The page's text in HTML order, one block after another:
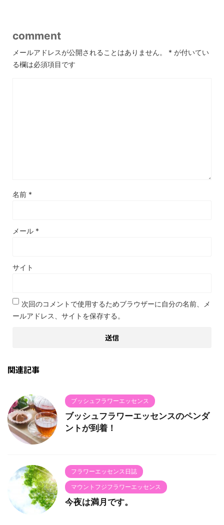
comment
メールアドレスが公開されることはありません。 * が付いてい
る欄は必須項目です
名前 *
メール *
サイト
次回のコメントで使用するためブラウザーに自分の名前、メ
ールアドレス、サイトを保存する。
関連記事
ブッシュフラワーエッセンス
ブッシュフラワーエッセンスのペンダ
ントが到着！
フラワーエッセンス日誌
マウントフジフラワーエッセンス
今夜は満月です。